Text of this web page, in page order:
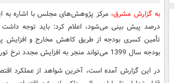
به گزارش مشرق،
درصد پیش بینی می‌شود، اعلام کرد: باید توجه داشت
تأمین کسری بودجه از طریق کاهش مخارج و افزایش
بودجه سال 1399 می‌تواند منجر به افزایش مجدد نرخ تورم در سال 1399 شود.